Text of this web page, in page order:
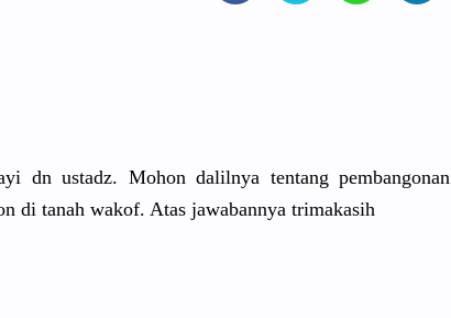
dn ustadz. Mohon dalilnya tentang pembangonan
di tanah wakof. Atas jawabannya trimakasih